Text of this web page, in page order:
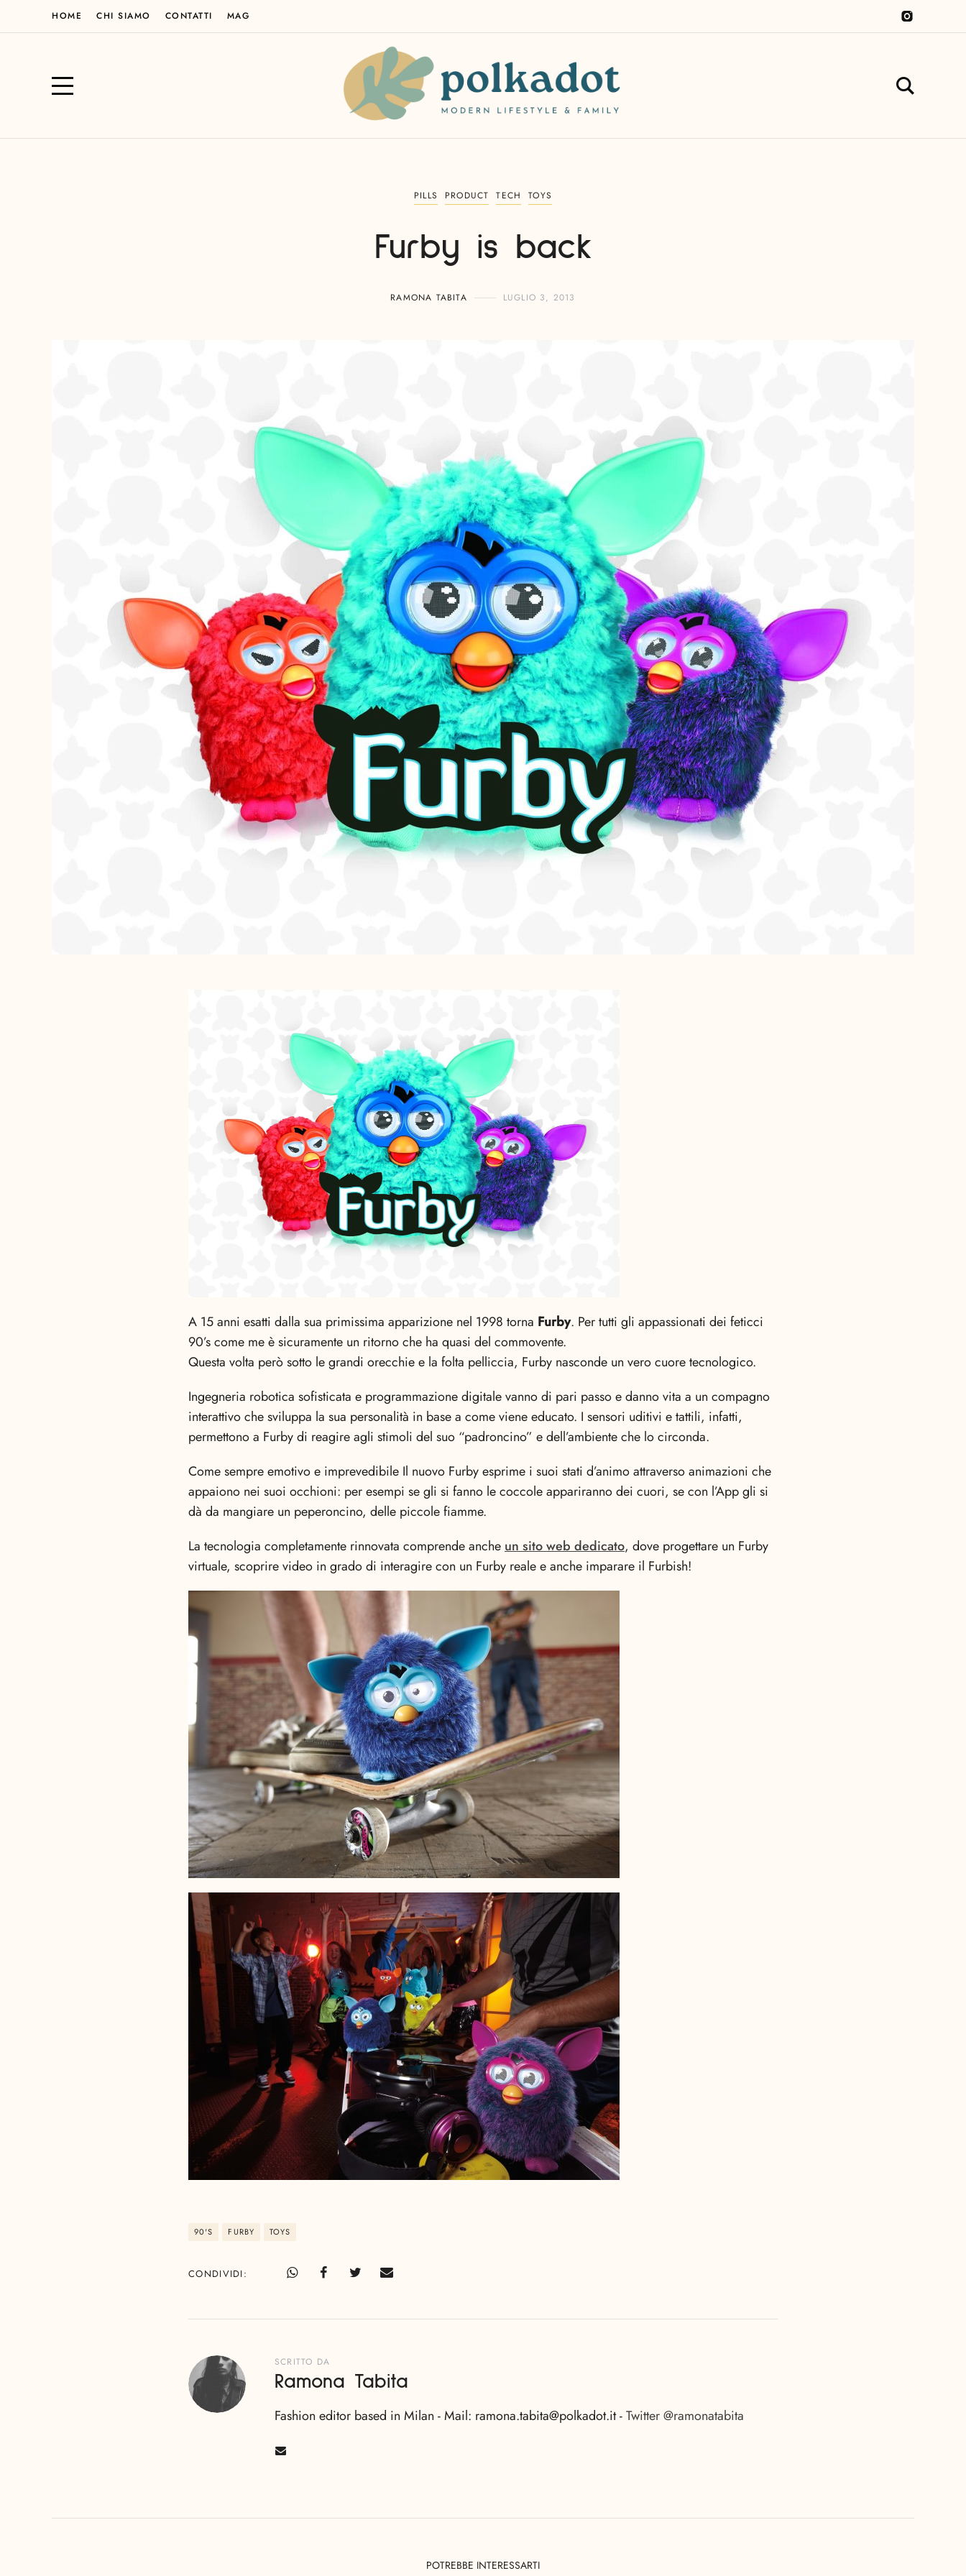
HOME CHI SIAMO CONTATTI MAG
PILLS PRODUCT TECH TOYS
Furby is back
RAMONA TABITA LUGLIO 3, 2013
A 15 anni esatti dalla sua primissima apparizione nel 1998 torna Furby. Per tutti gli appassionati dei feticci
90’s come me è sicuramente un ritorno che ha quasi del commovente.
Questa volta però sotto le grandi orecchie e la folta pelliccia, Furby nasconde un vero cuore tecnologico.
Ingegneria robotica sofisticata e programmazione digitale vanno di pari passo e danno vita a un compagno
interattivo che sviluppa la sua personalità in base a come viene educato. I sensori uditivi e tattili, infatti,
permettono a Furby di reagire agli stimoli del suo “padroncino” e dell’ambiente che lo circonda.
Come sempre emotivo e imprevedibile Il nuovo Furby esprime i suoi stati d’animo attraverso animazioni che
appaiono nei suoi occhioni: per esempi se gli si fanno le coccole appariranno dei cuori, se con l’App gli si
dà da mangiare un peperoncino, delle piccole fiamme.
La tecnologia completamente rinnovata comprende anche un sito web dedicato, dove progettare un Furby
virtuale, scoprire video in grado di interagire con un Furby reale e anche imparare il Furbish!
90'S FURBY TOYS
CONDIVIDI
SCRITTO DA
Ramona Tabita
Fashion editor based in Milan - Mail: ramona.tabita@polkadot.it -Twitter @ramonatabita
POTREBBE INTERESSARTI